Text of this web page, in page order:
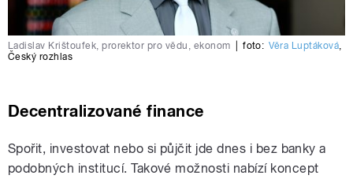
Ladislav Krištoufek, prorektor pro vědu, ekonom foto: Věra Luptáková
Český rozhlas
Decentralizované finance
Spořit, investovat nebo si půjčit jde dnes i bez banky a
podobných institucí. Takové možnosti nabízí koncept